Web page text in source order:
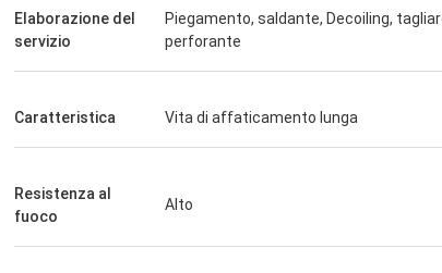
Signora
Spedizione veloce e tutto è andato molto
«Lo
felici di
Qualche
Elaborazione del
servizio
Piegamento, saldante, Decoiling,
perforante
Caratteristica Vita di affaticamento lunga
Resistenza al
fuoco
Alto